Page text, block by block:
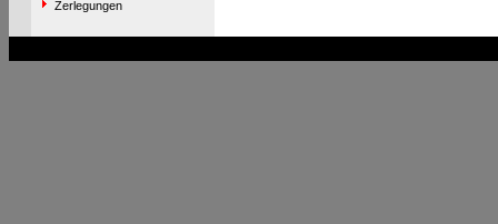
Zerlegungen